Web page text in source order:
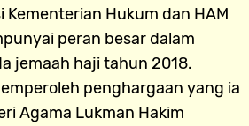
Hukum dan HAM
peran besar dalam
jemaah haji tahun 2018.
penghargaan yang ia
Agama Lukman Hakim